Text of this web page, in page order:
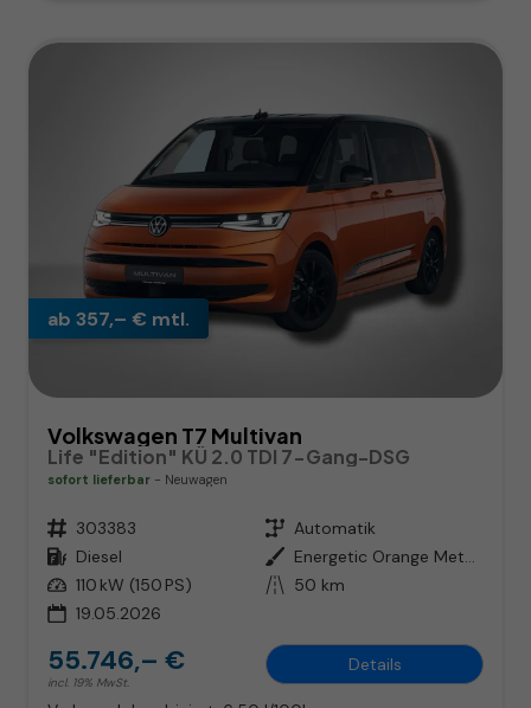
ab 357,– € mtl.
Volkswagen T7 Multivan
Life "Edition" KÜ 2.0 TDI 7-Gang-DSG
sofort lieferbar Neuwagen
Fahrzeugnr. 303383 Getriebe Automatik
Kraftstoff Diesel Außenfarbe
Energetic Orange Metallic / Dach Schwarz
Leistung 110 kW (150 PS) Kilometerstand 50 km
19.05.2026
55.746,– €
incl. 19% MwSt.
Details